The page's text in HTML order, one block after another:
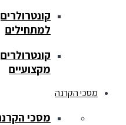
קונטרולרים
למתחילים
קונטרולרים
מקצועיים
מסכי הקרנה
מסכי